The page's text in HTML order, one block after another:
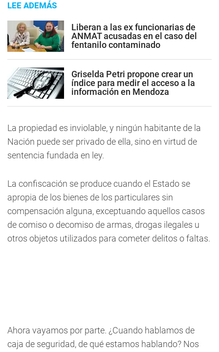
LEE ADEMÁS
Liberan a las ex funcionarias de
ANMAT acusadas en el caso del
fentanilo contaminado
Griselda Petri propone crear un
índice para medir el acceso a la
información en Mendoza
La propiedad es inviolable, y ningún habitante de la
Nación puede ser privado de ella, sino en virtud de
sentencia fundada en ley.
La confiscación se produce cuando el Estado se
apropia de los bienes de los particulares sin
compensación alguna, exceptuando aquellos casos
de comiso o decomiso de armas, drogas ilegales u
otros objetos utilizados para cometer delitos o faltas.
Ahora vayamos por parte. ¿Cuando hablamos de
caja de seguridad, de qué estamos hablando? Nos